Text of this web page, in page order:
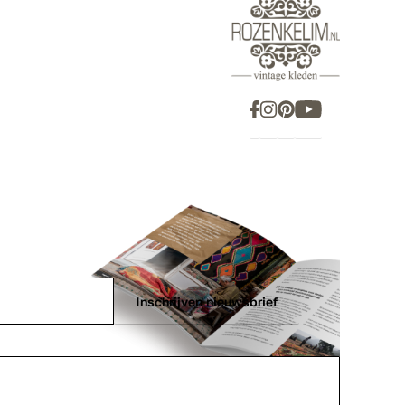
Inschrijven nieuwsbrief